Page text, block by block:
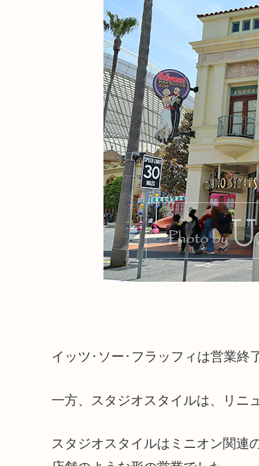
イッツ･ソー･フラッフィは営業終
一方、スタジオスタイルは、リニ
スタジオスタイルはミニオン関連